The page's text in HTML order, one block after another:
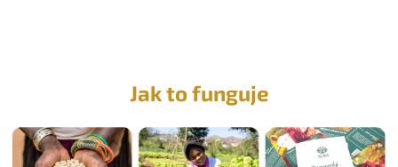
Jak to funguje